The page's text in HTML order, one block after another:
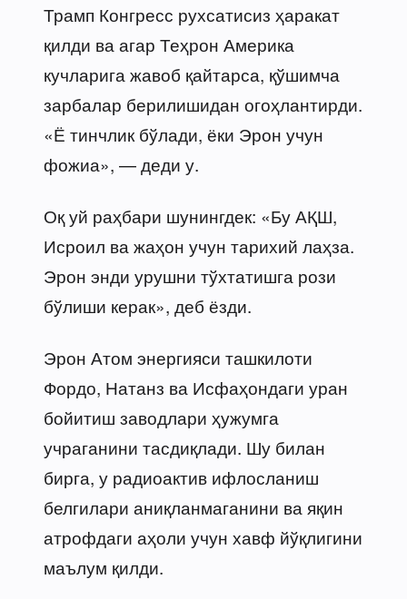
Трамп Конгресс рухсатисиз ҳаракат
қилди ва агар Теҳрон Америка
кучларига жавоб қайтарса, қўшимча
зарбалар берилишидан огоҳлантирди.
«Ё тинчлик бўлади, ёки Эрон учун
фожиа», — деди у.
Оқ уй раҳбари шунингдек: «Бу АҚШ,
Исроил ва жаҳон учун тарихий лаҳза.
Эрон энди урушни тўхтатишга рози
бўлиши керак», деб ёзди.
Эрон Атом энергияси ташкилоти
Фордо, Натанз ва Исфаҳондаги уран
бойитиш заводлари ҳужумга
учраганини тасдиқлади. Шу билан
бирга, у радиоактив ифлосланиш
белгилари аниқланмаганини ва яқин
атрофдаги аҳоли учун хавф йўқлигини
маълум қилди.